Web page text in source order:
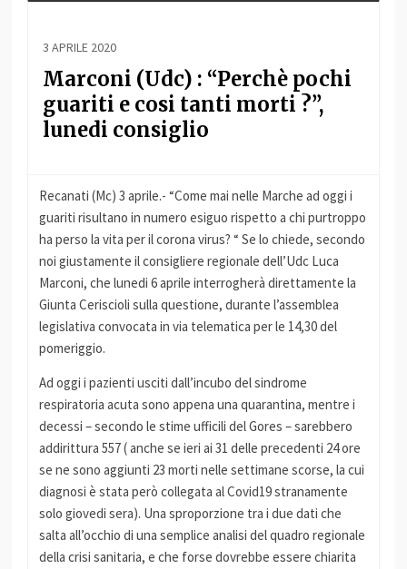
3 APRILE 2020
Marconi (Udc) : “Perchè pochi
guariti e cosi tanti morti ?”,
lunedi consiglio
Recanati (Mc) 3 aprile.- “Come mai nelle Marche ad oggi i
guariti risultano in numero esiguo rispetto a chi purtroppo
ha perso la vita per il corona virus? “ Se lo chiede, secondo
noi giustamente il consigliere regionale dell’Udc Luca
Marconi, che lunedi 6 aprile interrogherà direttamente la
Giunta Ceriscioli sulla questione, durante l’assemblea
legislativa convocata in via telematica per le 14,30 del
pomeriggio.
Ad oggi i pazienti usciti dall’incubo del sindrome
respiratoria acuta sono appena una quarantina, mentre i
decessi – secondo le stime ufficili del Gores – sarebbero
addirittura 557 ( anche se ieri ai 31 delle precedenti 24 ore
se ne sono aggiunti 23 morti nelle settimane scorse, la cui
diagnosi è stata però collegata al Covid19 stranamente
solo giovedi sera). Una sproporzione tra i due dati che
salta all’occhio di una semplice analisi del quadro regionale
della crisi sanitaria, e che forse dovrebbe essere chiarita